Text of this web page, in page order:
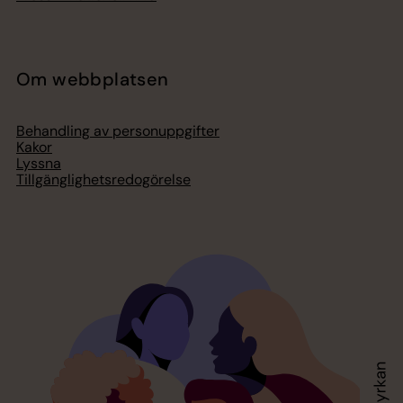
Om webbplatsen
Behandling av personuppgifter
Kakor
Lyssna
Tillgänglighetsredogörelse